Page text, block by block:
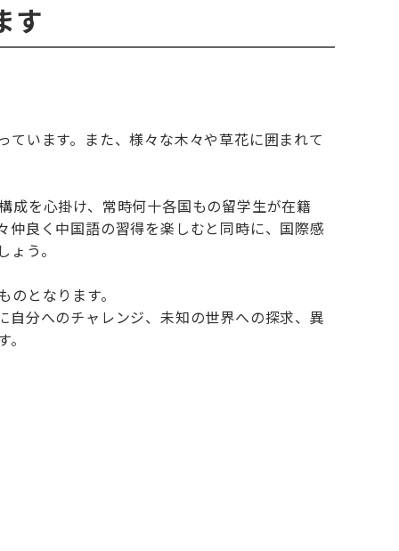
す
います。また、様々な木々や草花に囲まれて
成を心掛け、常時何十各国もの留学生が在籍
仲良く中国語の習得を楽しむと同時に、国際感
う。
となります。
分へのチャレンジ、未知の世界への探求、異